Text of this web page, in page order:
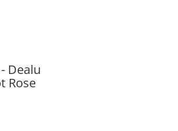
Dealu
Rose